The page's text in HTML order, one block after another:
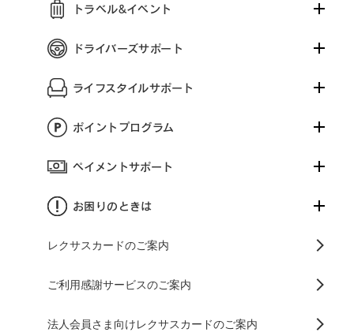
トラベル&イベント
ドライバーズサポート
ライフスタイルサポート
ポイントプログラム
ペイメントサポート
お困りのときは
レクサスカードのご案内
ご利用感謝サービスのご案内
法人会員さま向けレクサスカードのご案内